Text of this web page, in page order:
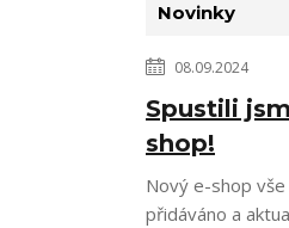
Novinky
08.09.2024
Spustili
shop!
Nový e-shop
přidáváno a